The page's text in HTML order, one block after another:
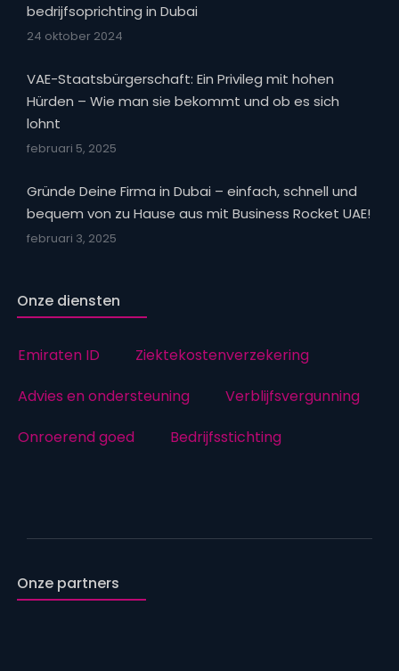
bedrijfsoprichting in Dubai
24 oktober 2024
VAE-Staatsbürgerschaft: Ein Privileg mit hohen
Hürden – Wie man sie bekommt und ob es sich
lohnt
februari 5, 2025
Gründe Deine Firma in Dubai – einfach, schnell und
bequem von zu Hause aus mit Business Rocket UAE!
februari 3, 2025
Onze diensten
Emiraten ID
Ziektekostenverzekering
Advies en ondersteuning
Verblijfsvergunning
Onroerend goed
Bedrijfsstichting
Onze partners